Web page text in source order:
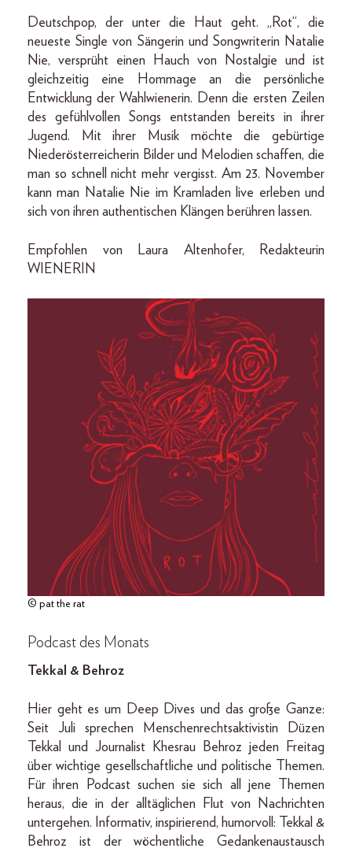
Deutschpop, der unter die Haut geht. „Rot“, die
neueste Single von Sängerin und Songwriterin Natalie
Nie, versprüht einen Hauch von Nostalgie und ist
gleichzeitig eine Hommage an die persönliche
Entwicklung der Wahlwienerin. Denn die ersten Zeilen
des gefühlvollen Songs entstanden bereits in ihrer
Jugend. Mit ihrer Musik möchte die gebürtige
Niederösterreicherin Bilder und Melodien schaffen, die
man so schnell nicht mehr vergisst. Am 23. November
kann man Natalie Nie im Kramladen live erleben und
sich von ihren authentischen Klängen berühren lassen.
Empfohlen von Laura Altenhofer, Redakteurin
WIENERIN
© pat the rat
Podcast des Monats
Tekkal & Behroz
Hier geht es um Deep Dives und das große Ganze:
Seit Juli sprechen Menschenrechtsaktivistin Düzen
Tekkal und Journalist Khesrau Behroz jeden Freitag
über wichtige gesellschaftliche und politische Themen.
Für ihren Podcast suchen sie sich all jene Themen
heraus, die in der alltäglichen Flut von Nachrichten
untergehen. Informativ, inspirierend, humorvoll: Tekkal &
Behroz ist der wöchentliche Gedankenaustausch